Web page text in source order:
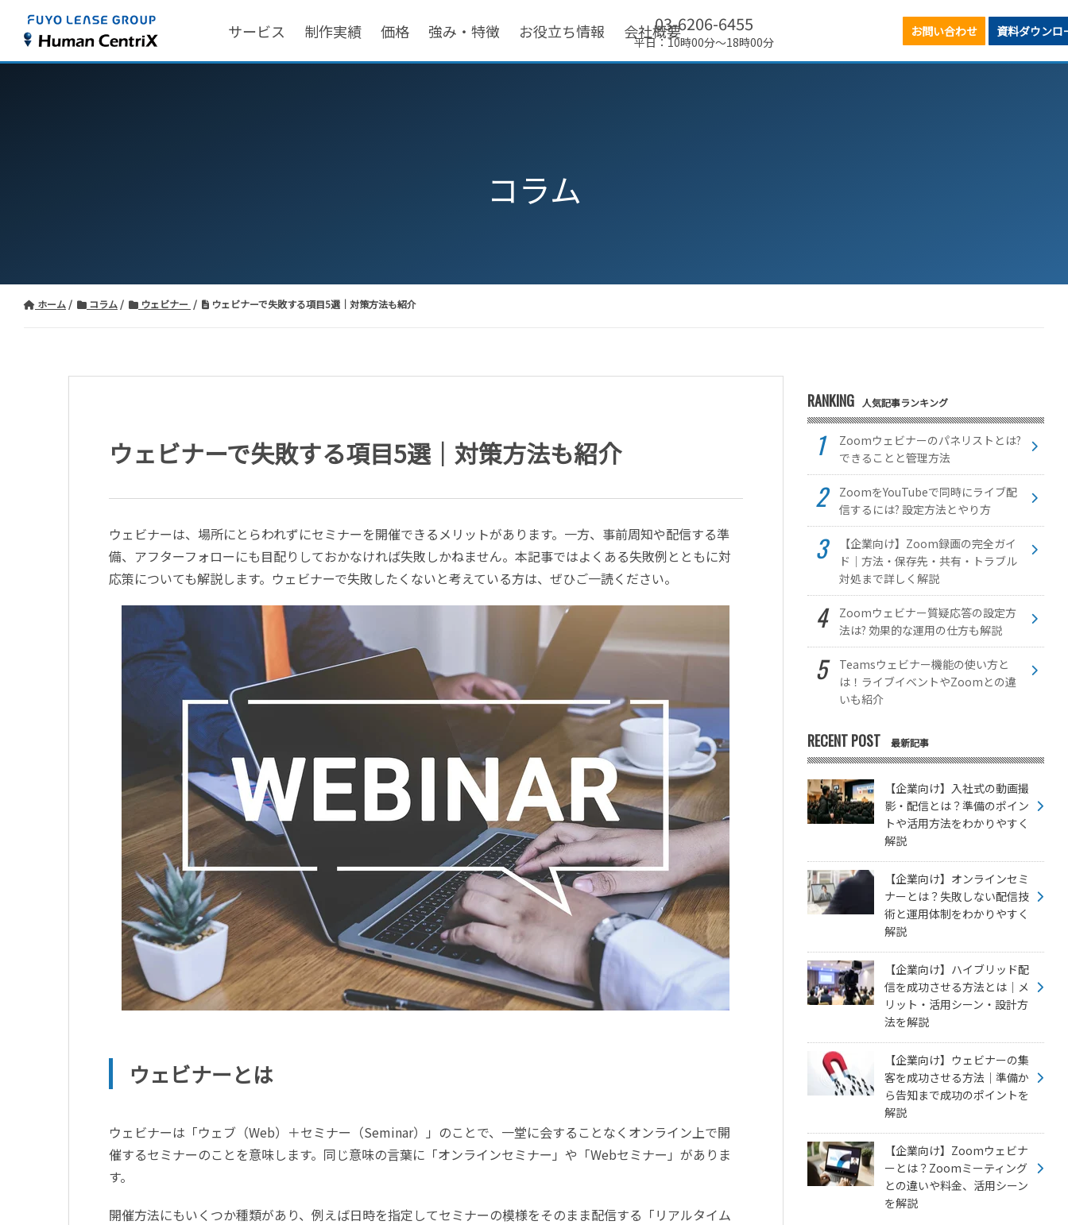
サービス 制作実績 価格 強み・特徴 お役立ち情報 会社概要03-6206-6455
平日：10時00分～18時00分
お問い合わせ 資料ダウンロ
コラム
ホーム コラム ウェビナー ウェビナーで失敗する項目5選｜対策方法も紹介
ウェビナーで失敗する項目5選｜対策方法も紹介
ウェビナーは、場所にとらわれずにセミナーを開催できるメリットがあります。一方、事前周知や配信する準
備、アフターフォローにも目配りしておかなければ失敗しかねません。本記事ではよくある失敗例とともに対
応策についても解説します。ウェビナーで失敗したくないと考えている方は、ぜひご一読ください。
ウェビナーとは
ウェビナーは「ウェブ（Web）＋セミナー（Seminar）」のことで、一堂に会することなくオンライン上で開
催するセミナーのことを意味します。同じ意味の言葉に「オンラインセミナー」や「Webセミナー」がありま
す。
開催方法にもいくつか種類があり、例えば日時を指定してセミナーの模様をそのまま配信する「リアルタイム
RANKING 人気記事ランキング
Zoomウェビナーのパネリストとは?
できることと管理方法
ZoomをYouTubeで同時にライブ配
信するには? 設定方法とやり方
【企業向け】Zoom録画の完全ガイ
ド｜方法・保存先・共有・トラブル
対処まで詳しく解説
Zoomウェビナー質疑応答の設定方
法は? 効果的な運用の仕方も解説
Teamsウェビナー機能の使い方と
は！ライブイベントやZoomとの違
いも紹介
RECENT POST 最新記事
【企業向け】入社式の動画撮
影・配信とは？準備のポイン
トや活用方法をわかりやすく
解説
【企業向け】オンラインセミ
ナーとは？失敗しない配信技
術と運用体制をわかりやすく
解説
【企業向け】ハイブリッド配
信を成功させる方法とは｜メ
リット・活用シーン・設計方
法を解説
【企業向け】ウェビナーの集
客を成功させる方法｜準備か
ら告知まで成功のポイントを
解説
【企業向け】Zoomウェビナ
ーとは？Zoomミーティング
との違いや料金、活用シーン
を解説